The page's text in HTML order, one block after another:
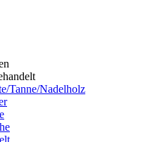
Tanne/Nadelholz